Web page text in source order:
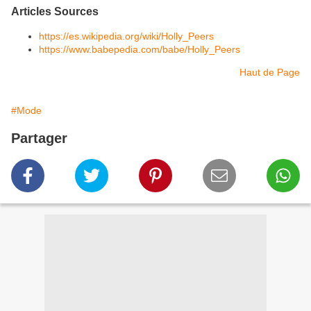
Articles Sources
https://es.wikipedia.org/wiki/Holly_Peers
https://www.babepedia.com/babe/Holly_Peers
Haut de Page
#Mode
Partager